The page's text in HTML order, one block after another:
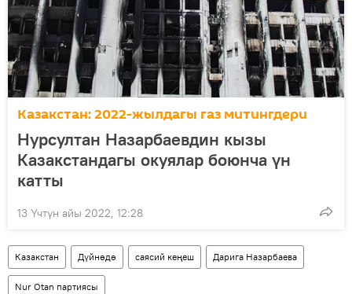
Казакстан: 2022-жылдагы газ митингдери
Нурсултан Назарбаевдин кызы
Казакстандагы окуялар боюнча үн
катты
13 Үчтүн айы 2022, 12:28
Казакстан Дүйнөдө саясий кеңеш Дарига Назарбаева
Nur Otan партиясы